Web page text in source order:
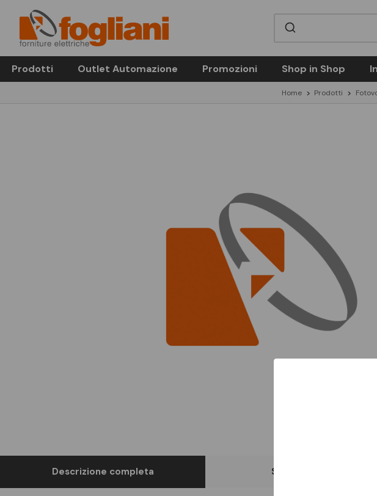
Prodotti Outlet Automazione Promozioni Shop in Shop
Home Prodotti
Descrizione completa Scheda Tecnica